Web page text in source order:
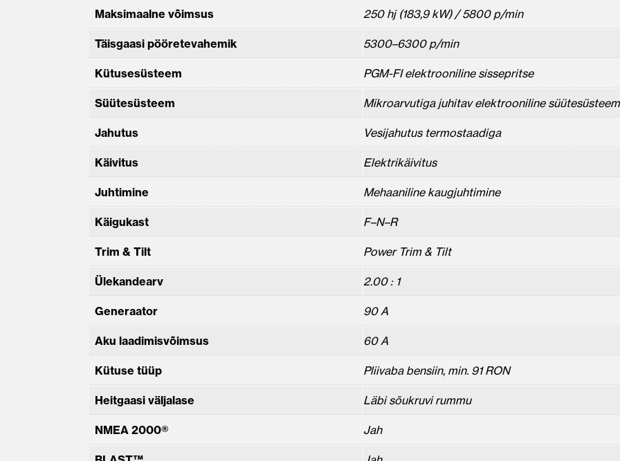
Maksimaalne võimsus 250 hj (183,9 kW) / 5800 p/min
Täisgaasi pööretevahemik 5300–6300 p/min
Kütusesüsteem PGM-FI elektrooniline sissepritse
Süütesüsteem Mikroarvutiga juhitav elektrooniline süütesüsteem
Jahutus Vesijahutus termostaadiga
Käivitus Elektrikäivitus
Juhtimine Mehaaniline kaugjuhtimine
Käigukast F–N–R
Trim & Tilt Power Trim & Tilt
Ülekandearv 2.00 : 1
Generaator 90 A
Aku laadimisvõimsus 60 A
Kütuse tüüp Pliivaba bensiin, min. 91 RON
Heitgaasi väljalase Läbi sõukruvi rummu
NMEA 2000® Jah